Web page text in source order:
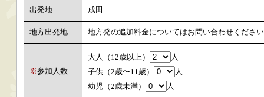
出発地 成田
地方出発地 地方発の追加料金についてはお問い合わせください
※参加人数
大人（12歳以上）
人
子供（2歳〜11歳）
人
幼児（2歳未満）
人